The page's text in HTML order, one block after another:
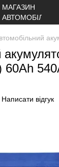
60Ah
Написати відгук